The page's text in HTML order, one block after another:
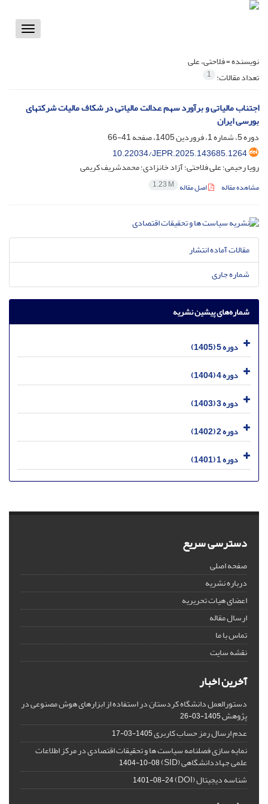
Toggle
نویسنده =فلاحتی، علی
تعداد مقالات: 1
اجتناب مالیاتی و برآورد سهم عدالت مالیاتی در شکاف مالیات شرکتهای
بورسی ایران
دوره 5، شماره 1، فروردین 1405، صفحه
41-66
10.22034/JEPR.2025.143685.1264
رویا رحیمی؛ علی فلاحتی؛ آزاد خانزادی؛ محمدشریف کریمی
مشاهده مقاله اصل مقاله 1.23 M
مقالات آماده انتشار
شماره جاری
شماره‌های پیشین نشریه
دوره 5 (1405)
دوره 4 (1404)
دوره 3 (1403)
دوره 2 (1402)
دوره 1 (1401)
دسترسی سریع
صفحه اصلی
درباره نشریه
اعضای هیات تحریریه
ارسال مقاله
تماس با ما
نقشه سایت
آخرین اخبار
دستورالعمل دانشگاه کردستان در استفاده از ابزارهای هوش مصنوعی در
پژوهش1405-03-26
عدم ارسال رمز حساب کاربری1405-03-17
نمایه سازی فصلنامه سیاست ها و تحقیقات اقتصادی در مرکز اطلاعات
علمی جهاددانشگاهی (SID) 1404-10-08
شناسه دیجیتال (DOI) 1401-08-24